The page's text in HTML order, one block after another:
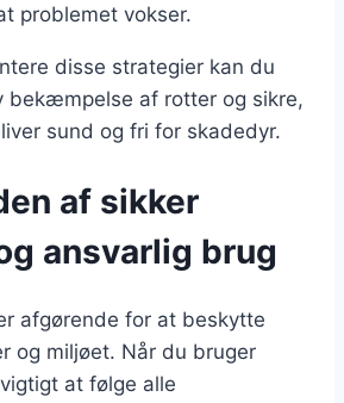
problemet vokser.
disse strategier kan du
bekæmpelse af rotter og sikre,
sund og fri for skadedyr.
af sikker
ansvarlig brug
afgørende for at beskytte
og miljøet. Når du bruger
at følge alle